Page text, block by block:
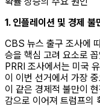
1. 인플레이션 및 경제 불
CBS 뉴스 출구 조사에
승을 핵심 고려 요소로
PRRI 조사에서는 미국
이 이번 선거에서 가장
이 같은 경제적 불만이
감으로 이어져 트럼프의